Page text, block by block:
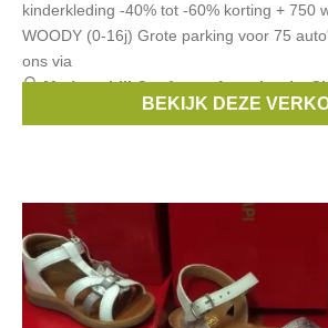
kinderkleding -40% tot -60% korting + 750
WOODY (0-16j) Grote parking voor 75
ons via
Merken:Lili Gaufrette,Anne kurris,
BEKIJK DEZE